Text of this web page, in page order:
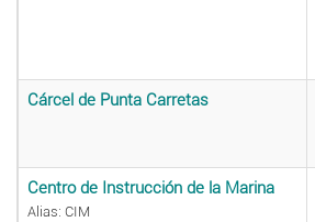
Cárcel de Punta Carretas
Centro de Instrucción de la Marina
Alias: CIM